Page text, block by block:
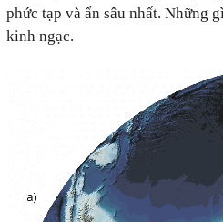
phức tạp và ẩn sâu nhất. Những
kinh ngạc.